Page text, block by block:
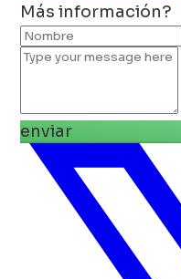
Más información?
enviar